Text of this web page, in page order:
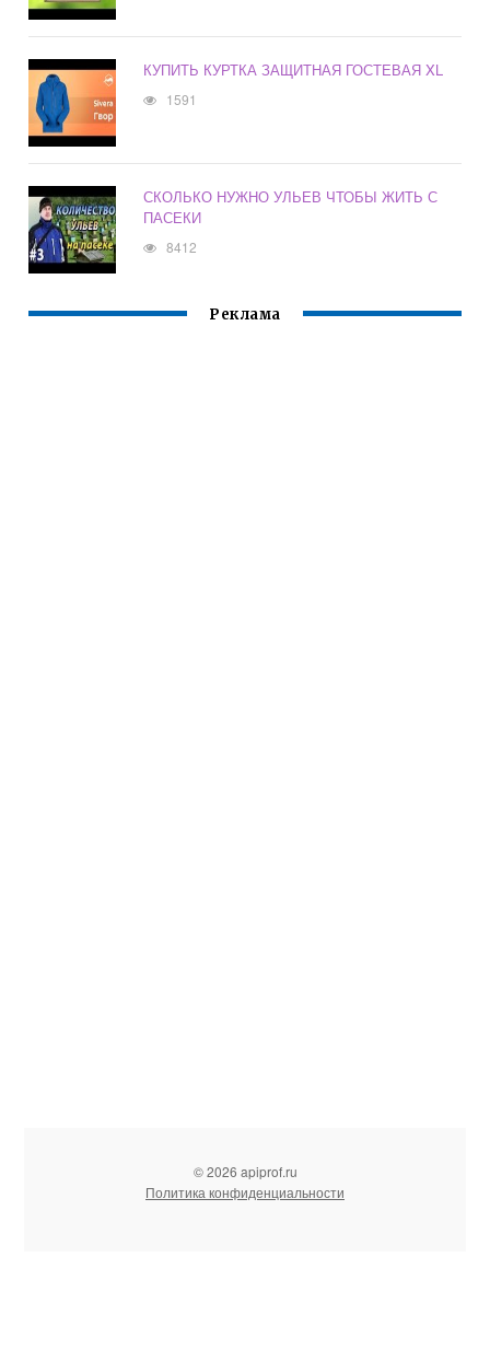
КУПИТЬ КУРТКА ЗАЩИТНАЯ ГОСТЕВАЯ XL
1591
СКОЛЬКО НУЖНО УЛЬЕВ ЧТОБЫ ЖИТЬ С
ПАСЕКИ
8412
Реклама
© 2026 apiprof.ru
Политика конфиденциальности